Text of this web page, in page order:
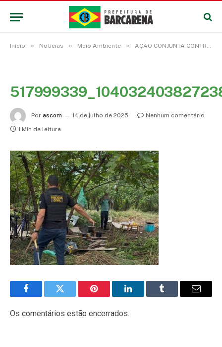
Início » Notícias » Meio Ambiente » AÇÃO CONJUNTA CONTRA OCUPAÇÃO IRREGULAR EM ÁREA PÚBLICA
Por ascom 14 de julho de 2025
Nenhum comentário
1 Min de leitura
FacebookTwitter Pinterest LinkedInTumblr
E-
Os comentários estão encerrados.